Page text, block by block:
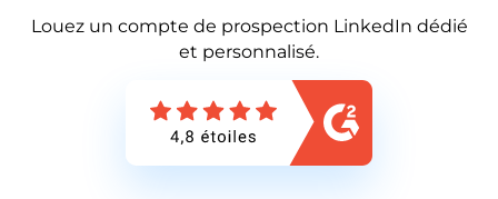
Louez un compte de prospection LinkedIn dédié
et personnalisé.